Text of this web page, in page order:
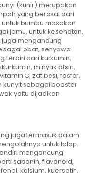
(kunir) merupakan
yang berasal dari
bumbu masakan,
jamu, untuk kesehatan,
juga mengandung
obat, senyawa
terdiri dari kurkumin,
minyak atsiri,
C, zat besi, fosfor,
kunyit sebagai booster
yaitu dijadikan
juga termasuk dalam
untuk lalap.
mengandung
saponin, flavonoid,
kalsium, kuersetin,